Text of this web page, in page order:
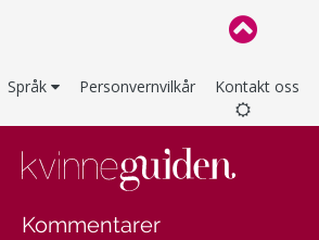
Språk Personvernvilkår Kontakt oss
Kommentarer